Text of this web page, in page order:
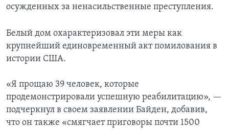
осужденных за ненасильственные преступления.
Белый дом охарактеризовал эти меры как
крупнейший единовременный акт помилования в
истории США.
«Я прощаю 39 человек, которые
продемонстрировали успешную реабилитацию», —
подчеркнул в своем заявлении Байден, добавив,
что он также «смягчает приговоры почти 1500